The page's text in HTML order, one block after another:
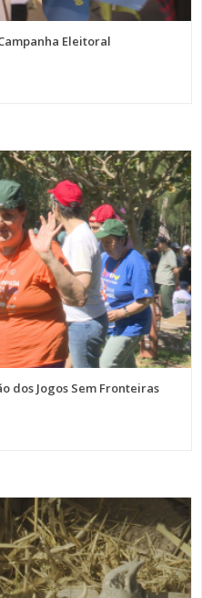
Eleitoral
dos Jogos Sem Fronteiras